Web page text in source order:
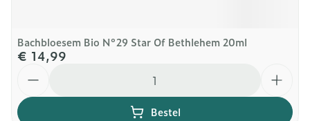
Bachbloesem Bio N°29 Star Of Bethlehem 20ml
€ 14,99
Bestel